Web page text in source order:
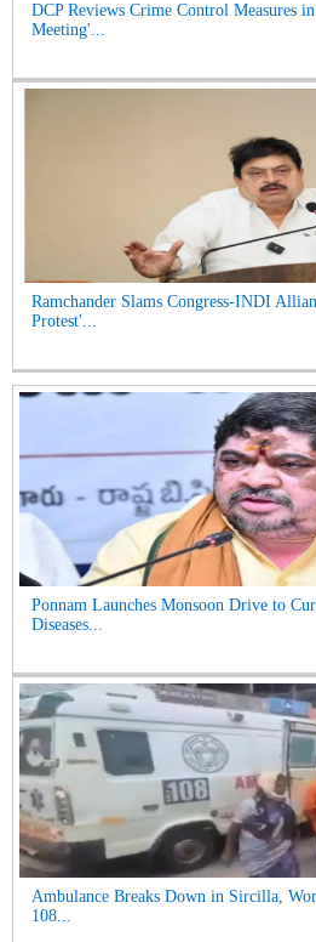
DCP Reviews Crime Control Measures
Meeting'...
Ramchander Slams Congress-INDI
Protest'...
Ponnam Launches Monsoon Drive to
Diseases...
Ambulance Breaks Down in Sircilla,
108...